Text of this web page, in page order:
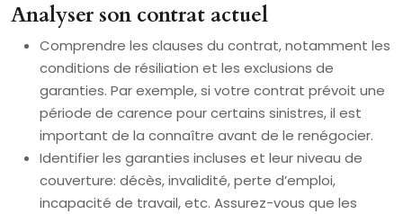
Analyser son contrat actuel
Comprendre les clauses du contrat, notamment les
conditions de résiliation et les exclusions de
garanties. Par exemple, si votre contrat prévoit une
période de carence pour certains sinistres, il est
important de la connaître avant de le renégocier.
Identifier les garanties incluses et leur niveau de
couverture: décès, invalidité, perte d’emploi,
incapacité de travail, etc. Assurez-vous que les